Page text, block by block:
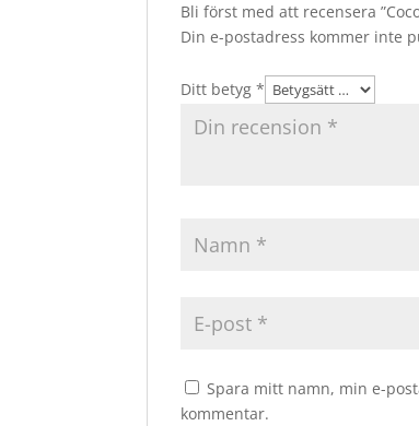
Bli först med att recensera
Din e-postadress kommer inte
Ditt betyg*
Spara mitt namn, min e-
kommentar.